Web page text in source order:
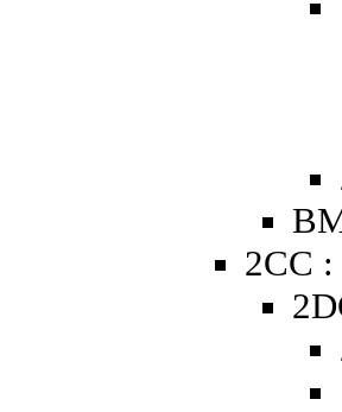
2CC :